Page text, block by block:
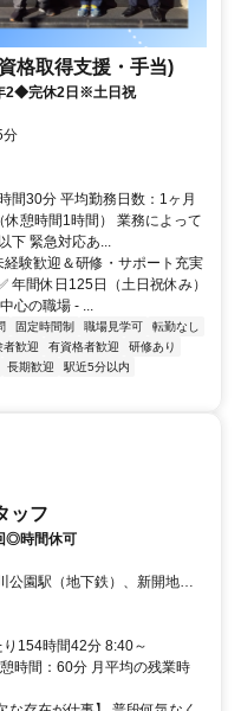
格取得支援・手当)
2◆完休2日※土日祝
分
間30分 平均勤務日数：1ヶ月
憩時間1時間） 業務によって
下 緊急対応あ...
経験歓迎＆研修・サポート充実
年間休日125日（土日祝休み）
心の職場 - ...
固定時間制 職場見学可
転勤なし
者歓迎 有資格者歓迎
研修あり
長期歓迎
駅近5分以内
ッフ
◎時間休可
公園駅（地下鉄）、新開地駅
154時間42分 8:40～
時間：60分 月平均の残業時